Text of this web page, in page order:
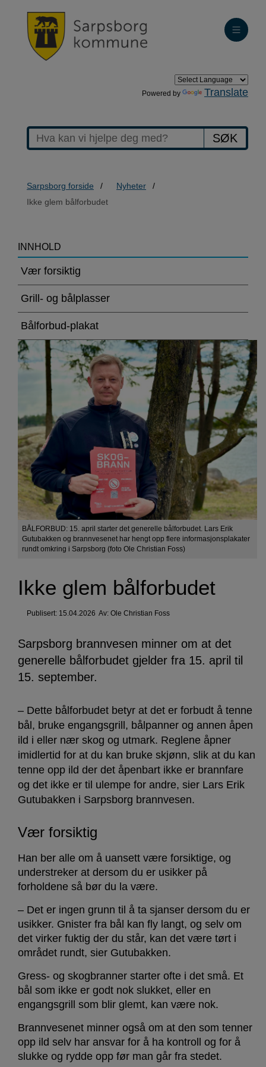
Powered by Translate
SØK
Sarpsborg forside
Nyheter
Ikke glem bålforbudet
>Ikke
glem
bålforbudet
INNHOLD
Vær forsiktig
Grill- og bålplasser
Bålforbud-plakat
BÅLFORBUD: 15. april starter det generelle bålforbudet. Lars Erik
Gutubakken og brannvesenet har hengt opp flere informasjonsplakater
rundt omkring i Sarpsborg (foto Ole Christian Foss)
Ikke glem bålforbudet
Publisert: 15.04.2026 Av: Ole Christian Foss
Sarpsborg brannvesen minner om at det
generelle bålforbudet gjelder fra 15. april til
15. september.
– Dette bålforbudet betyr at det er forbudt å tenne
bål, bruke engangsgrill, bålpanner og annen åpen
ild i eller nær skog og utmark. Reglene åpner
imidlertid for at du kan bruke skjønn, slik at du kan
tenne opp ild der det åpenbart ikke er brannfare
og det ikke er til ulempe for andre, sier Lars Erik
Gutubakken i Sarpsborg brannvesen.
Vær forsiktig
Han ber alle om å uansett være forsiktige, og
understreker at dersom du er usikker på
forholdene så bør du la være.
– Det er ingen grunn til å ta sjanser dersom du er
usikker. Gnister fra bål kan fly langt, og selv om
det virker fuktig der du står, kan det være tørt i
området rundt, sier Gutubakken.
Gress- og skogbranner starter ofte i det små. Et
bål som ikke er godt nok slukket, eller en
engangsgrill som blir glemt, kan være nok.
Brannvesenet minner også om at den som tenner
opp ild selv har ansvar for å ha kontroll og for å
slukke og rydde opp før man går fra stedet.